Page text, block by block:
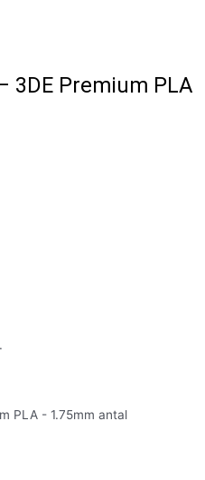
3DE Premium PLA
PLA - 1.75mm antal